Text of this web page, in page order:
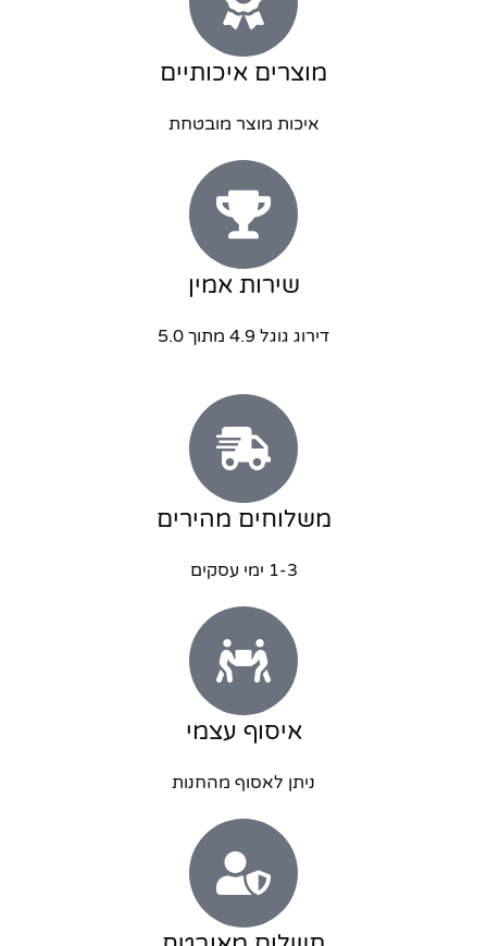
מוצרים איכותיים
איכות מוצר מובטחת
שירות אמין
דירוג גוגל 4.9 מתוך 5.0
משלוחים מהירים
1-3 ימי עסקים
איסוף עצמי
ניתן לאסוף מהחנות